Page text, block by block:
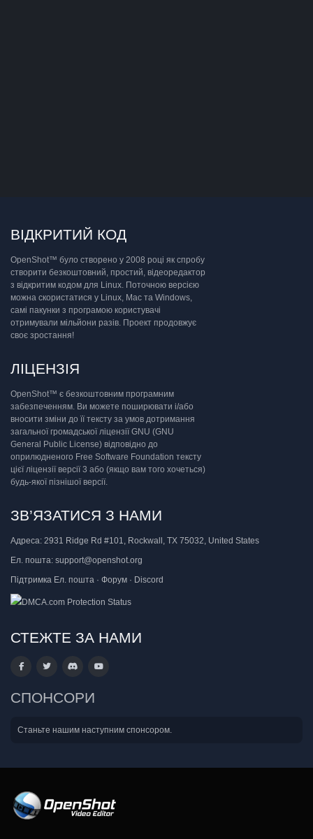
ВІДКРИТИЙ КОД
OpenShot™ було створено у 2008 році як спробу
створити безкоштовний, простий, відеоредактор
з відкритим кодом для Linux. Поточною версією
можна скористатися у Linux, Mac та Windows,
самі пакунки з програмою користувачі
отримували мільйони разів. Проект продовжує
своє зростання!
ЛІЦЕНЗІЯ
OpenShot™ є безкоштовним програмним
забезпеченням. Ви можете поширювати і/або
вносити зміни до її тексту за умов дотримання
загальної громадської ліцензії GNU (GNU
General Public License) відповідно до
оприлюдненого Free Software Foundation тексту
цієї ліцензії версії 3 або (якщо вам того хочеться)
будь-якої пізнішої версії.
ЗВ’ЯЗАТИСЯ З НАМИ
Адреса: 2931 Ridge Rd #101, Rockwall, TX 75032, United States
Ел. пошта: support@openshot.org
Підтримка Ел. пошта · Форум · Discord
СТЕЖТЕ ЗА НАМИ
СПОНСОРИ
Станьте нашим наступним спонсором.